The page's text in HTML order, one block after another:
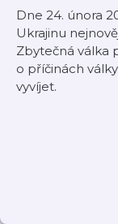
Dne 24. února
Ukrajinu
Zbytečná válka
o příčinách
vyvíjet.